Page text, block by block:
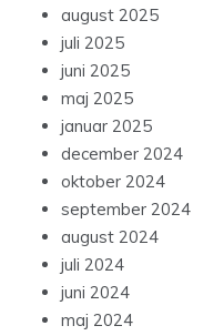
august 2025
juli 2025
juni 2025
maj 2025
januar 2025
december 2024
oktober 2024
september 2024
august 2024
juli 2024
juni 2024
maj 2024